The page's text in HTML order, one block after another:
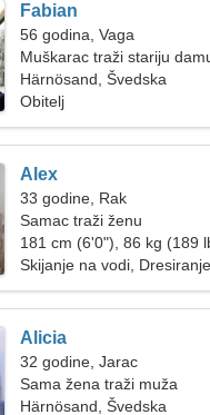
Fabian
56 godina, Vaga
Muškarac traži stariju
Härnösand, Švedska
Obitelj
Alex
33 godine, Rak
Samac traži ženu
181 cm (6'0"), 86 kg (189
Skijanje na vodi,
Alicia
32 godine, Jarac
Sama žena traži muža
Härnösand, Švedska